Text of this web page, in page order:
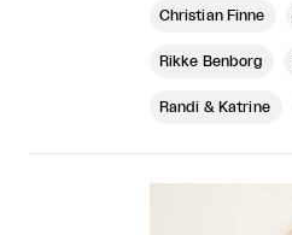
Christian Finne
Rikke Benborg
Randi & Katrine